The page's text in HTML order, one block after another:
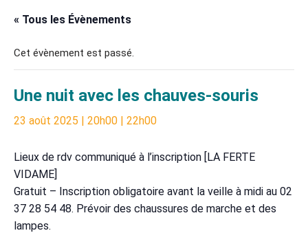
« Tous les Évènements
Cet évènement est passé.
Une nuit avec les chauves-souris
23 août 2025 | 20h00 | 22h00
Lieux de rdv communiqué à l’inscription [LA FERTE
VIDAME]
Gratuit – Inscription obligatoire avant la veille à midi au 02
37 28 54 48. Prévoir des chaussures de marche et des
lampes.